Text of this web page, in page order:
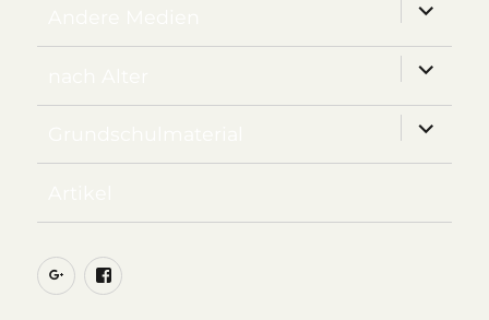
Google+Facebook